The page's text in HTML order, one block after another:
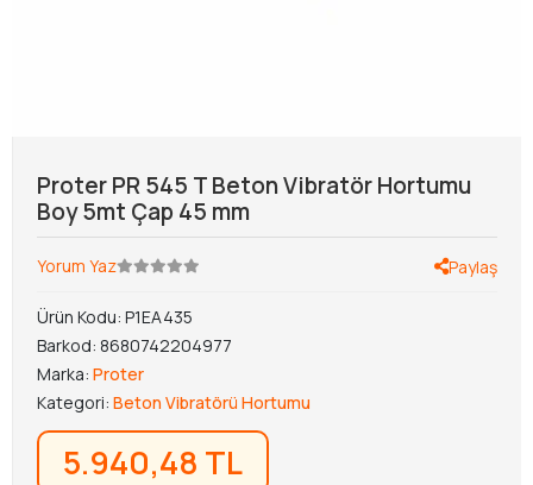
Proter PR 545 T Beton Vibratör Hortumu
Boy 5mt Çap 45 mm
Yorum Yaz Paylaş
Ürün Kodu: P1EA435
Barkod: 8680742204977
Marka: Proter
Kategori: Beton Vibratörü Hortumu
5.940,48 TL